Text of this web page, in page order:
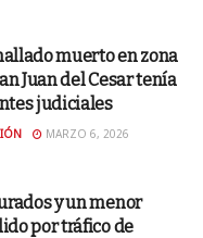
muerto en zona
Juan del Cesar tenía
judiciales
MARZO 6, 2026
y un menor
por tráfico de